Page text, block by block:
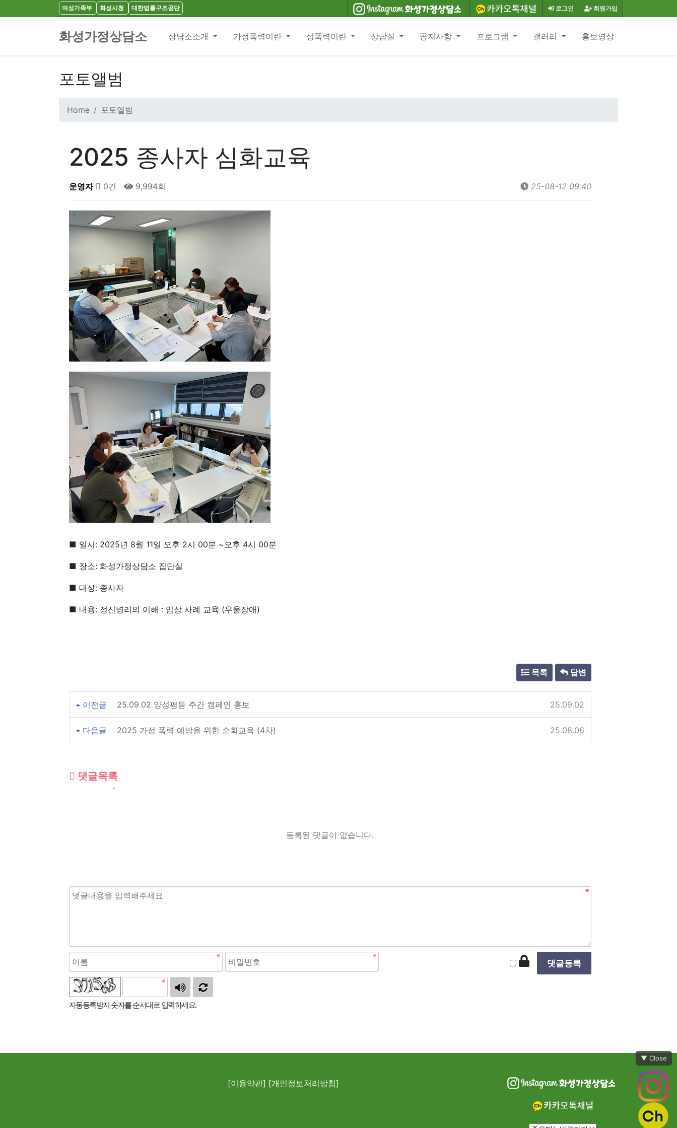
▼ Close
여성가족부 화성시청 대한법률구조공단 회원가입
로그인
화성가정상담소 상담소소개 가정폭력이란 성폭력이란 상담실 공지사항 프로그램 갤러리 홍보영상
포토앨범
Home 포토앨범
2025 종사자 심화교육
운영자 0건 9,994회 25-08-12 09:40
■ 일시: 2025년 8월 11일 오후 2시 00분 ~오후 4시 00분
■ 장소: 화성가정상담소 집단실
■ 대상: 종사자
■ 내용: 정신병리의 이해 : 임상 사례 교육 (우울장애)
목록 답변
이전글 25.09.02 양성평등 주간 캠페인 홍보 25.09.02
다음글 2025 가정 폭력 예방을 위한 순회교육 (4차) 25.08.06
댓글목록
등록된 댓글이 없습니다.
자동등록방지 숫자를 순서대로 입력하세요.
[이용약관] [개인정보처리방침]